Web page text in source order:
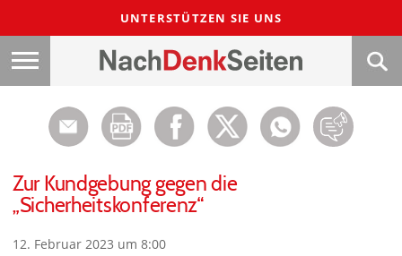
UNTERSTÜTZEN SIE UNS
Zur Kundgebung gegen die
„Sicherheitskonferenz“
12. Februar 2023 um 8:00